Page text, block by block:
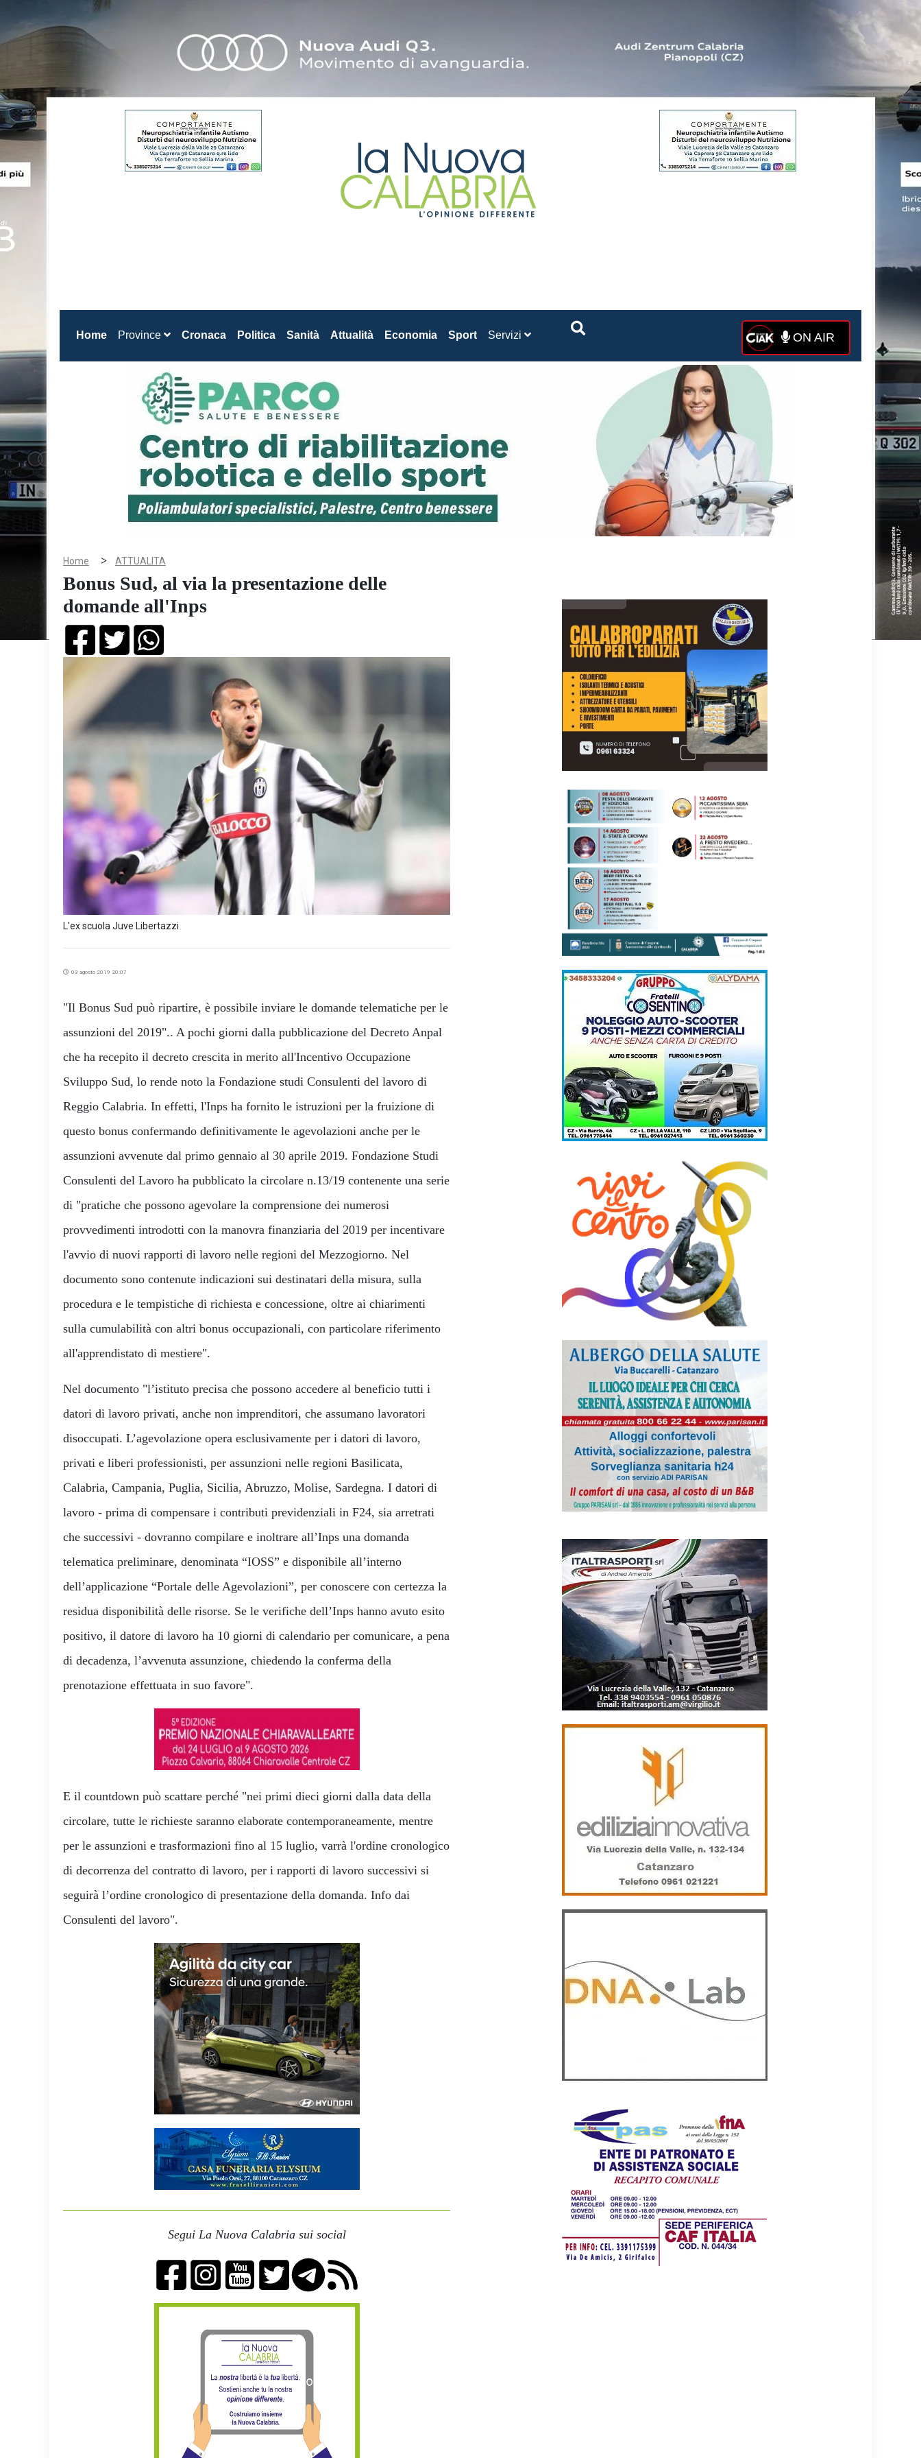
Home(current)
Province Cronaca Politica Sanità Attualità Economia Sport Servizi ON AIR
Home > ATTUALITA
Bonus Sud, al via la presentazione delle
domande all'Inps
L'ex scuola Juve Libertazzi
03 agosto 2019 20:07
"Il Bonus Sud può ripartire, è possibile inviare le domande telematiche per le
assunzioni del 2019".. A pochi giorni dalla pubblicazione del Decreto Anpal
che ha recepito il decreto crescita in merito all'Incentivo Occupazione
Sviluppo Sud, lo rende noto la Fondazione studi Consulenti del lavoro di
Reggio Calabria. In effetti, l'Inps ha fornito le istruzioni per la fruizione di
questo bonus confermando definitivamente le agevolazioni anche per le
assunzioni avvenute dal primo gennaio al 30 aprile 2019. Fondazione Studi
Consulenti del Lavoro ha pubblicato la circolare n.13/19 contenente una serie
di "pratiche che possono agevolare la comprensione dei numerosi
provvedimenti introdotti con la manovra finanziaria del 2019 per incentivare
l'avvio di nuovi rapporti di lavoro nelle regioni del Mezzogiorno. Nel
documento sono contenute indicazioni sui destinatari della misura, sulla
procedura e le tempistiche di richiesta e concessione, oltre ai chiarimenti
sulla cumulabilità con altri bonus occupazionali, con particolare riferimento
all'apprendistato di mestiere".
Nel documento "l’istituto precisa che possono accedere al beneficio tutti i
datori di lavoro privati, anche non imprenditori, che assumano lavoratori
disoccupati. L’agevolazione opera esclusivamente per i datori di lavoro,
privati e liberi professionisti, per assunzioni nelle regioni Basilicata,
Calabria, Campania, Puglia, Sicilia, Abruzzo, Molise, Sardegna. I datori di
lavoro - prima di compensare i contributi previdenziali in F24, sia arretrati
che successivi - dovranno compilare e inoltrare all’Inps una domanda
telematica preliminare, denominata “IOSS” e disponibile all’interno
dell’applicazione “Portale delle Agevolazioni”, per conoscere con certezza la
residua disponibilità delle risorse. Se le verifiche dell’Inps hanno avuto esito
positivo, il datore di lavoro ha 10 giorni di calendario per comunicare, a pena
di decadenza, l’avvenuta assunzione, chiedendo la conferma della
prenotazione effettuata in suo favore".
E il countdown può scattare perché "nei primi dieci giorni dalla data della
circolare, tutte le richieste saranno elaborate contemporaneamente, mentre
per le assunzioni e trasformazioni fino al 15 luglio, varrà l'ordine cronologico
di decorrenza del contratto di lavoro, per i rapporti di lavoro successivi si
seguirà l’ordine cronologico di presentazione della domanda. Info dai
Consulenti del lavoro".
Segui La Nuova Calabria sui social